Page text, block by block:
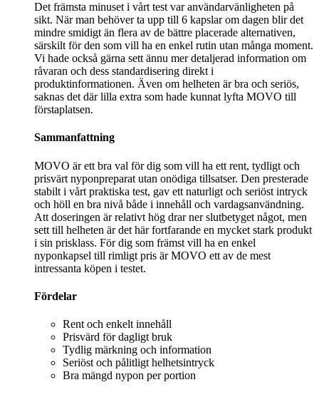
Det främsta minuset i vårt test var användarvänligheten på
sikt. När man behöver ta upp till 6 kapslar om dagen blir det
mindre smidigt än flera av de bättre placerade alternativen,
särskilt för den som vill ha en enkel rutin utan många moment.
Vi hade också gärna sett ännu mer detaljerad information om
råvaran och dess standardisering direkt i
produktinformationen. Även om helheten är bra och seriös,
saknas det där lilla extra som hade kunnat lyfta MOVO till
förstaplatsen.
Sammanfattning
MOVO är ett bra val för dig som vill ha ett rent, tydligt och
prisvärt nyponpreparat utan onödiga tillsatser. Den presterade
stabilt i vårt praktiska test, gav ett naturligt och seriöst intryck
och höll en bra nivå både i innehåll och vardagsanvändning.
Att doseringen är relativt hög drar ner slutbetyget något, men
sett till helheten är det här fortfarande en mycket stark produkt
i sin prisklass. För dig som främst vill ha en enkel
nyponkapsel till rimligt pris är MOVO ett av de mest
intressanta köpen i testet.
Fördelar
Rent och enkelt innehåll
Prisvärd för dagligt bruk
Tydlig märkning och information
Seriöst och pålitligt helhetsintryck
Bra mängd nypon per portion